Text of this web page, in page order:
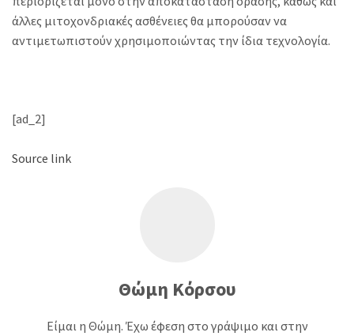
άλλες μιτοχονδριακές ασθένειες θα μπορούσαν να
αντιμετωπιστούν χρησιμοποιώντας την ίδια τεχνολογία.
[ad_2]
Source link
Θώμη Κόρσου
Είμαι η Θώμη. Έχω έφεση στο γράψιμο και στην